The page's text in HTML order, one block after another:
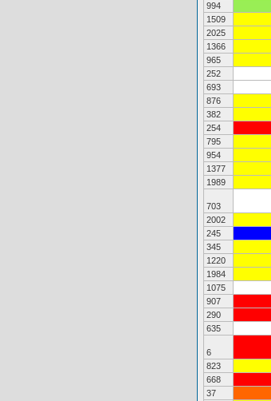
994
1509
2025
1366
965
252
693
876
382
254
795
954
1377
1989
703
2002
245
345
1220
1984
1075
907
290
635
6
823
668
37